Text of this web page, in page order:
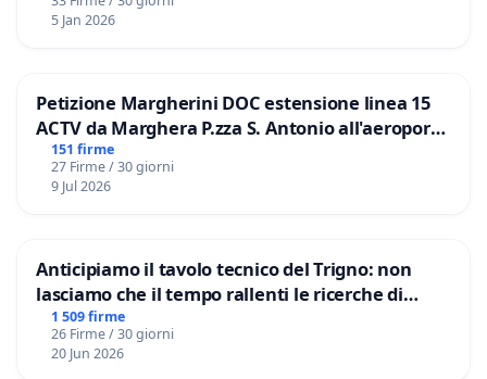
5 Jan 2026
Petizione Margherini DOC estensione linea 15
ACTV da Marghera P.zza S. Antonio all'aeroporto
Marco Polo tariffa a € 1,50
151 firme
27 Firme / 30 giorni
9 Jul 2026
Anticipiamo il tavolo tecnico del Trigno: non
lasciamo che il tempo rallenti le ricerche di
Domenico Racanati
1 509 firme
26 Firme / 30 giorni
20 Jun 2026